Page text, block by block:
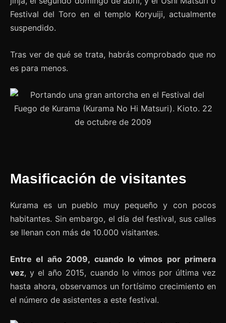
Festival del Toro en el templo Koryuiji, actualmente
suspendido.
Tras ver de qué se trata, habrás comprobado que no
es para menos.
Masificación de visitantes
Kurama es un pueblo muy pequeño y con pocos
habitantes. Sin embargo, el día del festival, sus calles
se llenan con más de 10.000 visitantes.
Entre el año 2009, cuando lo vimos por primera
vez, y el año 2015, cuando lo vimos por última vez
hasta ahora, observamos un fortísimo crecimiento en
el número de asistentes a este festival.